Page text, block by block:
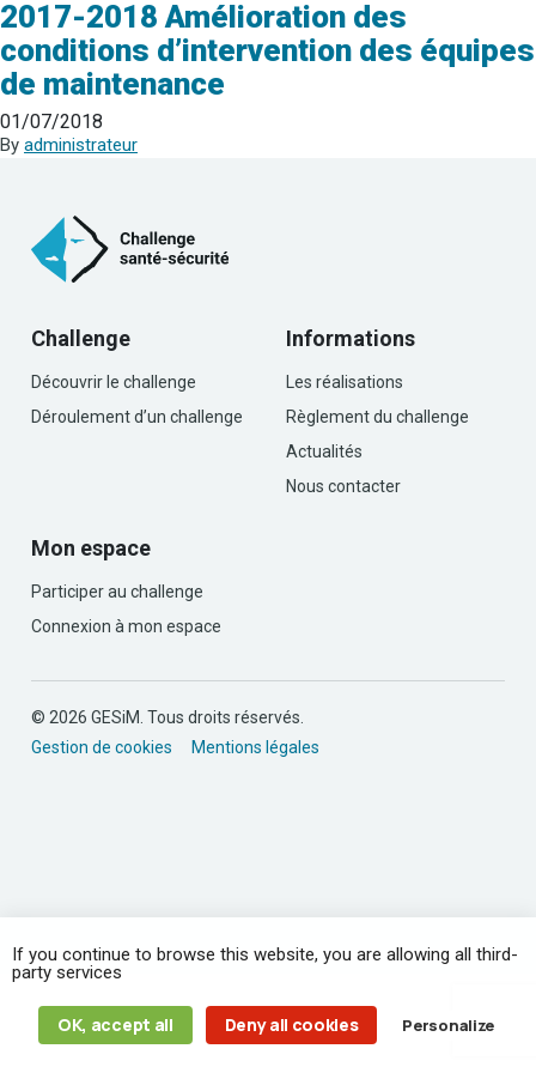
2017-2018 Amélioration des
conditions d’intervention des équipes
de maintenance
01/07/2018
By administrateur
Challenge
Découvrir le challenge
Déroulement d’un challenge
Informations
Les réalisations
Règlement du challenge
Actualités
Nous contacter
Mon espace
Participer au challenge
Connexion à mon espace
© 2026 GESiM. Tous droits réservés.
Gestion de cookies
Mentions légales
If you continue to browse this website, you are allowing all third-
party services
OK, accept all Deny all cookies Personalize